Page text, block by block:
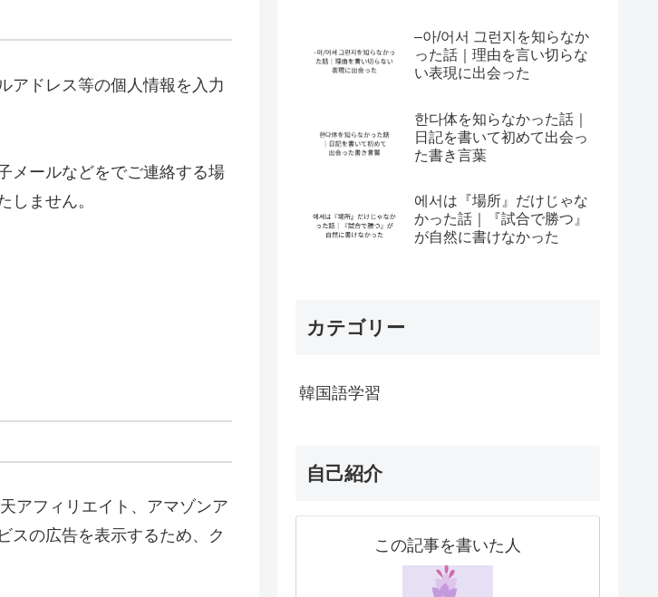
アドレス等の個人情報を入力
メールなどをでご連絡する場
しません。
アフィリエイト、アマゾンア
スの広告を表示するため、ク
–아/어서 그런지を知らなか
った話｜理由を言い切らな
い表現に出会った
한다体を知らなかった話｜
日記を書いて初めて出会っ
た書き言葉
에서は『場所』だけじゃな
かった話｜『試合で勝つ』
が自然に書けなかった
カテゴリー
韓国語学習
自己紹介
この記事を書いた人